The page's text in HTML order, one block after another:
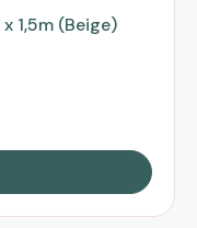
1,5m (Beige)